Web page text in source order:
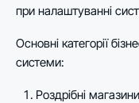
при налаштуванні
Основні категорії
системи:
Роздрібні